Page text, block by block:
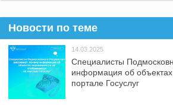
Новости по теме
14.03.2025
Специалисты
информация об
портале Госуслуг